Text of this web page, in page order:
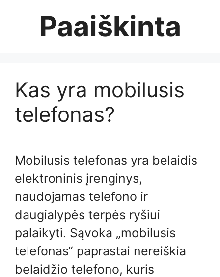
Paaiškinta
Kas yra mobilusis
telefonas?
Mobilusis telefonas yra belaidis
elektroninis įrenginys,
naudojamas telefono ir
daugialypės terpės ryšiui
palaikyti. Sąvoka „mobilusis
telefonas“ paprastai nereiškia
belaidžio telefono, kuris